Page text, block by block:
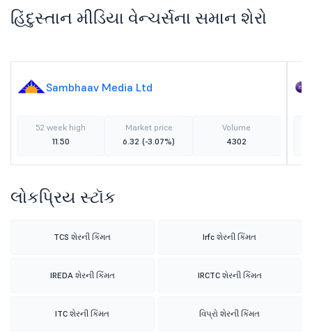
હિંદુસ્તાન મીડિયા વેન્ચર્સના સમાન શેરો
Sambhaav Media Ltd
52 week high
11.50
Market price
6.32 (-3.07%)
Volume
4302
લોકપ્રિય સ્ટૉક
TCS શેરની કિંમત Irfc શેરની કિંમત
IREDA શેરની કિંમત IRCTC શેરની કિંમત
ITC શેરની કિંમત વિપ્રો શેરની કિંમત